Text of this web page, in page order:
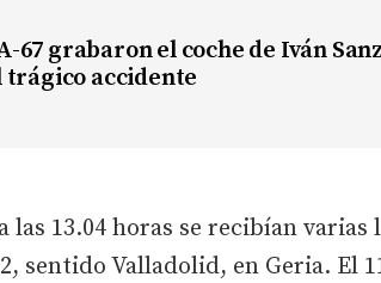
67 grabaron el coche de Iván
trágico accidente
las 13.04 horas se recibían
sentido Valladolid, en Geria. El